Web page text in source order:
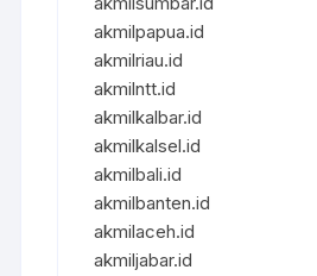
akmilpapua.id
akmilriau.id
akmilntt.id
akmilkalbar.id
akmilkalsel.id
akmilbali.id
akmilbanten.id
akmilaceh.id
akmiljabar.id